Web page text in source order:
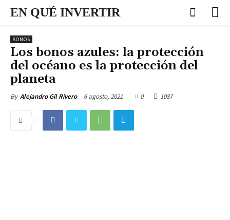
EN QUÉ INVERTIR
BONOS
Los bonos azules: la protección
del océano es la protección del
planeta
By Alejandro Gil Rivero 6 agosto, 2021 0 1087